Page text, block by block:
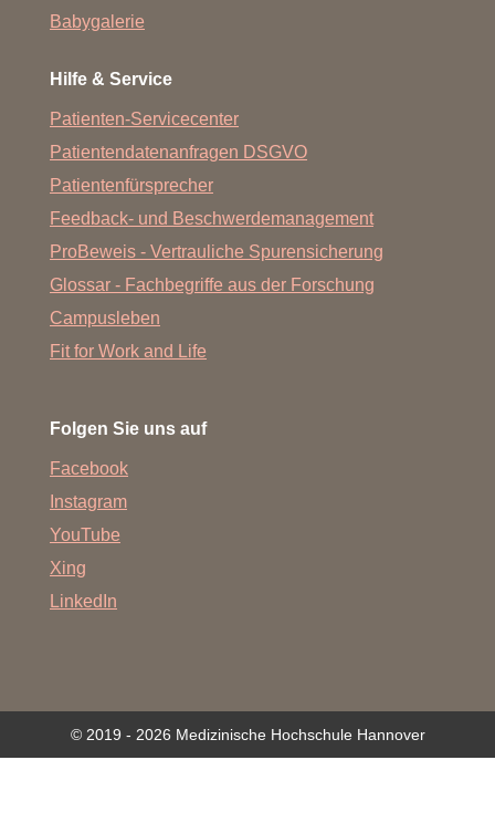
Babygalerie
Hilfe & Service
Patienten-Servicecenter
Patientendatenanfragen DSGVO
Patientenfürsprecher
Feedback- und Beschwerdemanagement
ProBeweis - Vertrauliche Spurensicherung
Glossar - Fachbegriffe aus der Forschung
Campusleben
Fit for Work and Life
Folgen Sie uns auf
Facebook
Instagram
YouTube
Xing
LinkedIn
© 2019 - 2026 Medizinische Hochschule Hannover